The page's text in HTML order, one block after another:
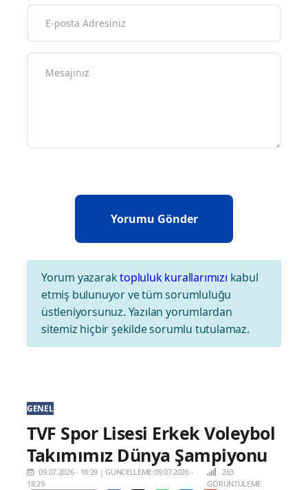
Yorum yazaraktopluluk kurallarımızı kabul
etmiş bulunuyor ve tüm sorumluluğu
üstleniyorsunuz. Yazılan yorumlardan
sitemiz hiçbir şekilde sorumlu tutulamaz.
GENEL
TVF Spor Lisesi Erkek Voleybol
Takımımız Dünya Şampiyonu
09.07.2026 - 18:29 |GÜNCELLEME:09.07.2026 -
18:29
263
GÖRÜNTÜLEME